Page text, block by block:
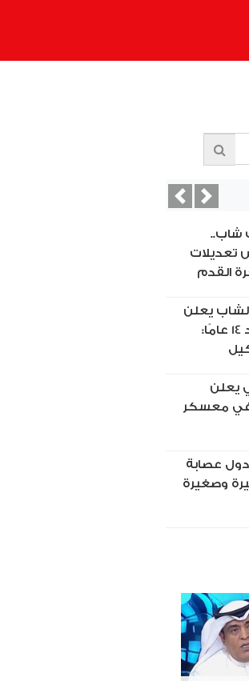
شاب..
تعديلات
القدم
يعلن
رحيله عن الزمالك بعد 14 عامًا:
يعلن
في معسكر
دول عصابة
وصغيرة
PreviousNext